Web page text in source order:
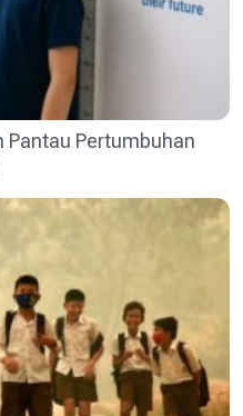
Pantau Pertumbuhan